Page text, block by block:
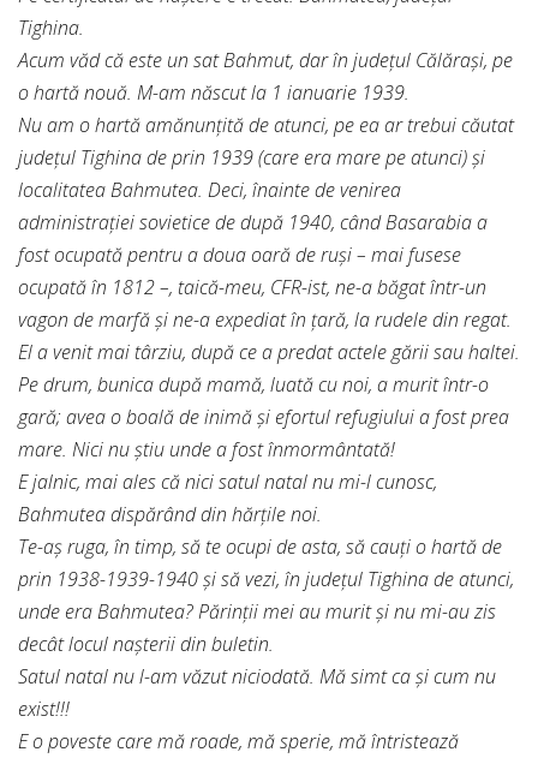
Tighina.
Acum văd că este un sat Bahmut, dar în judeţul Călăraşi, pe
o hartă nouă. M-am născut la 1 ianuarie 1939.
Nu am o hartă amănunţită de atunci, pe ea ar trebui căutat
judeţul Tighina de prin 1939 (care era mare pe atunci) şi
localitatea Bahmutea. Deci, înainte de venirea
administraţiei sovietice de după 1940, când Basarabia a
fost ocupată pentru a doua oară de ruşi – mai fusese
ocupată în 1812 –, taică-meu, CFR-ist, ne-a băgat într-un
vagon de marfă şi ne-a expediat în ţară, la rudele din regat.
El a venit mai târziu, după ce a predat actele gării sau haltei.
Pe drum, bunica după mamă, luată cu noi, a murit într-o
gară; avea o boală de inimă şi efortul refugiului a fost prea
mare. Nici nu ştiu unde a fost înmormântată!
E jalnic, mai ales că nici satul natal nu mi-l cunosc,
Bahmutea dispărând din hărţile noi.
Te-aş ruga, în timp, să te ocupi de asta, să cauţi o hartă de
prin 1938-1939-1940 şi să vezi, în judeţul Tighina de atunci,
unde era Bahmutea? Părinţii mei au murit şi nu mi-au zis
decât locul naşterii din buletin.
Satul natal nu l-am văzut niciodată. Mă simt ca şi cum nu
exist!!!
E o poveste care mă roade, mă sperie, mă întristează